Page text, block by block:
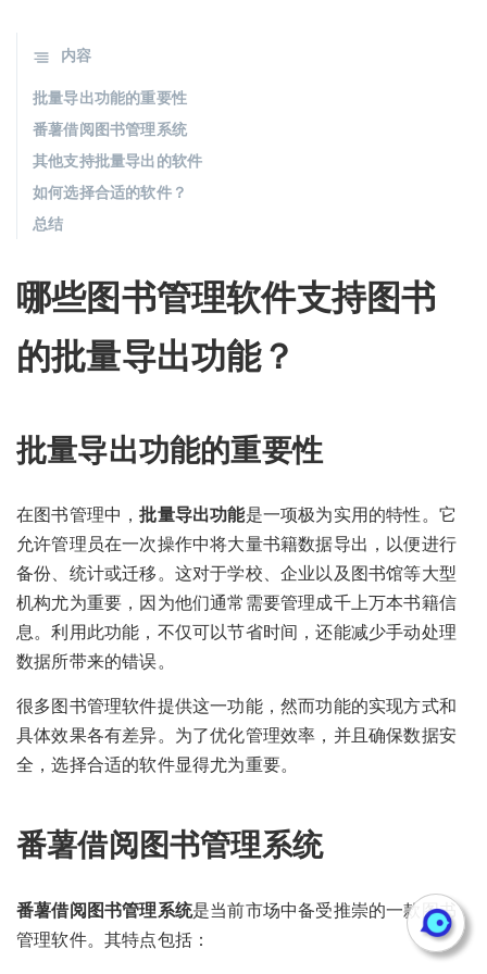
哪些图书管理软件支持图书
的批量导出功能？
批量导出功能的重要性
在图书管理中，批量导出功能是一项极为实用的特性。它
允许管理员在一次操作中将大量书籍数据导出，以便进行
备份、统计或迁移。这对于学校、企业以及图书馆等大型
机构尤为重要，因为他们通常需要管理成千上万本书籍信
息。利用此功能，不仅可以节省时间，还能减少手动处理
数据所带来的错误。
很多图书管理软件提供这一功能，然而功能的实现方式和
具体效果各有差异。为了优化管理效率，并且确保数据安
全，选择合适的软件显得尤为重要。
番薯借阅图书管理系统
番薯借阅图书管理系统是当前市场中备受推崇的一款图书
管理软件。其特点包括：
内容
批量导出功能的重要性
番薯借阅图书管理系统
其他支持批量导出的软件
如何选择合适的软件？
总结